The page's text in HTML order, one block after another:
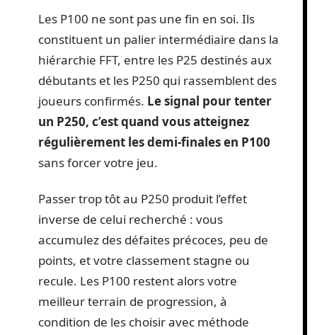
Les P100 ne sont pas une fin en soi. Ils
constituent un palier intermédiaire dans la
hiérarchie FFT, entre les P25 destinés aux
débutants et les P250 qui rassemblent des
joueurs confirmés. Le signal pour tenter
un P250, c’est quand vous atteignez
régulièrement les demi-finales en P100
sans forcer votre jeu.
Passer trop tôt au P250 produit l’effet
inverse de celui recherché : vous
accumulez des défaites précoces, peu de
points, et votre classement stagne ou
recule. Les P100 restent alors votre
meilleur terrain de progression, à
condition de les choisir avec méthode